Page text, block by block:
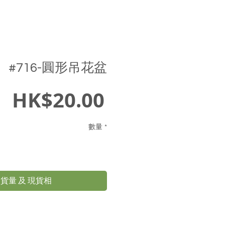
#716-圓形吊花盆
HK$20.00
格
數量 *
量 及 現貨相